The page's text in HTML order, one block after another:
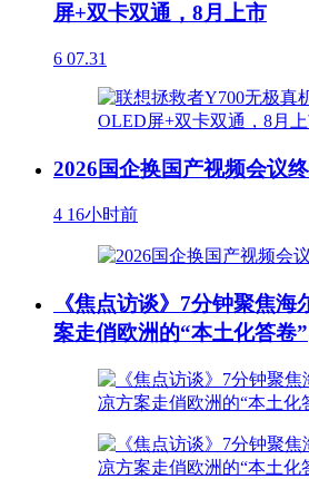
屏+双卡双通，8月上市
6 07.31
2026国企换国产视频会议
4 16小时前
《焦点访谈》7分钟聚焦
案走俏欧洲的“本土化答卷”